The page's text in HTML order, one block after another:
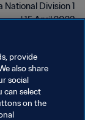
National Division 1
| 15 April 2023
سياسة الخصوصية
provide
also share
social
can select
on the